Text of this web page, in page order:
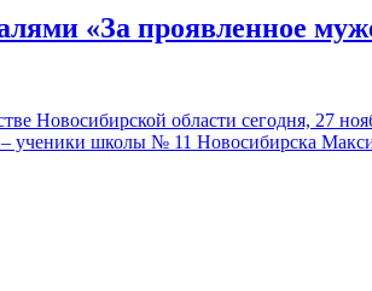
«За проявленное
Новосибирской области сегодня, 27
– ученики школы № 11 Новосибирска